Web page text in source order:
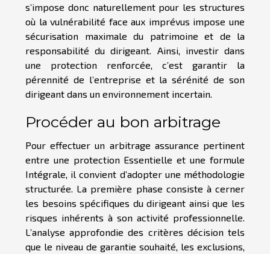
s’impose donc naturellement pour les structures
où la vulnérabilité face aux imprévus impose une
sécurisation maximale du patrimoine et de la
responsabilité du dirigeant. Ainsi, investir dans
une protection renforcée, c’est garantir la
pérennité de l’entreprise et la sérénité de son
dirigeant dans un environnement incertain.
Procéder au bon arbitrage
Pour effectuer un arbitrage assurance pertinent
entre une protection Essentielle et une formule
Intégrale, il convient d’adopter une méthodologie
structurée. La première phase consiste à cerner
les besoins spécifiques du dirigeant ainsi que les
risques inhérents à son activité professionnelle.
L’analyse approfondie des critères décision tels
que le niveau de garantie souhaité, les exclusions,